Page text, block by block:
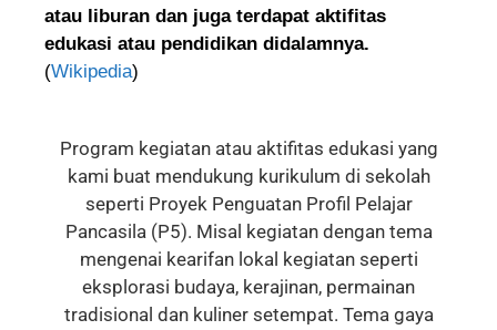
atau liburan dan juga terdapat aktifitas
edukasi atau pendidikan didalamnya.
(Wikipedia)
Program kegiatan atau aktifitas edukasi yang
kami buat mendukung kurikulum di sekolah
seperti Proyek Penguatan Profil Pelajar
Pancasila (P5). Misal kegiatan dengan tema
mengenai kearifan lokal kegiatan seperti
eksplorasi budaya, kerajinan, permainan
tradisional dan kuliner setempat. Tema gaya